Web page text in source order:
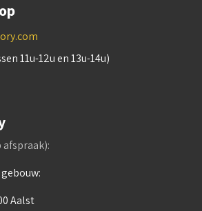
11u-12u en 13u-14u)
Aalst